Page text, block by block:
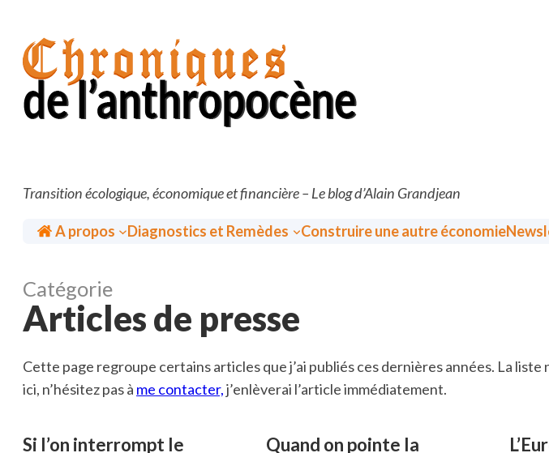
contenu
Transition écologique, économique et financière – Le blog d’Alain Grandjean
Accueil
A propos Diagnostics et Remèdes Construire une autre économie
Catégorie
Articles de presse
Cette page regroupe certains articles que j’ai publiés ces dernières années. La
ici, n’hésitez pas à me contacter,j’enlèverai l’article immédiatement.
Si l’on interrompt le
Quand on pointe la